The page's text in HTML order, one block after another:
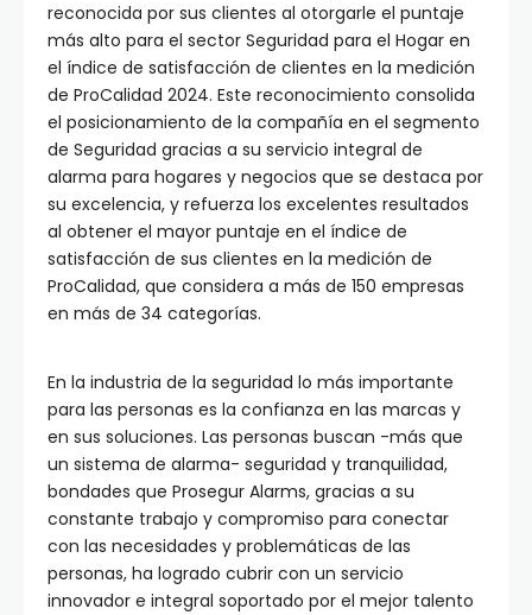
reconocida por sus clientes al otorgarle el puntaje
más alto para el sector Seguridad para el Hogar en
el índice de satisfacción de clientes en la medición
de ProCalidad 2024. Este reconocimiento consolida
el posicionamiento de la compañía en el segmento
de Seguridad gracias a su servicio integral de
alarma para hogares y negocios que se destaca por
su excelencia, y refuerza los excelentes resultados
al obtener el mayor puntaje en el índice de
satisfacción de sus clientes en la medición de
ProCalidad, que considera a más de 150 empresas
en más de 34 categorías.
En la industria de la seguridad lo más importante
para las personas es la confianza en las marcas y
en sus soluciones. Las personas buscan -más que
un sistema de alarma- seguridad y tranquilidad,
bondades que Prosegur Alarms, gracias a su
constante trabajo y compromiso para conectar
con las necesidades y problemáticas de las
personas, ha logrado cubrir con un servicio
innovador e integral soportado por el mejor talento